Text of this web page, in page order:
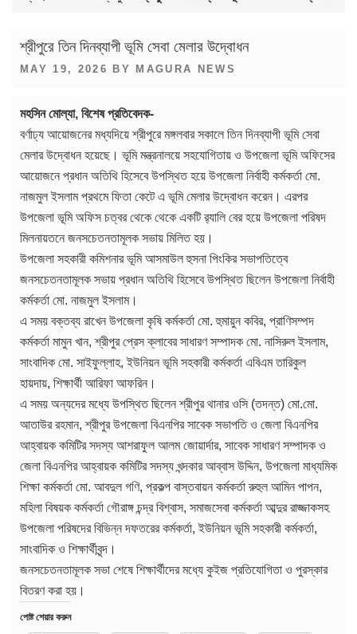
শ্রীপুরে তিন দিনব্যাপী ভূমি সেবা মেলার উদ্বোধন
POSTED
MAY 19, 2026 BY MAGURA NEWS
মহসিন মোল্যা, বিশেষ প্রতিবেদক-
বর্ণাঢ্য আয়োজনের মধ্যদিয়ে শ্রীপুরে মঙ্গলবার সকালে তিন দিনব্যাপী ভূমি সেবা
মেলার উদ্বোধন হয়েছে। ভূমি মন্ত্রনালয়ে সহযোগিতায় ও উপজেলা ভূমি অফিসের
আয়োজনে প্রধান অতিথি হিসেবে উপস্থিত হয়ে উপজেলা নির্বাহী কর্মকর্তা মো.
নাজমুল ইসলাম প্রথমে ফিতা কেটে এ ভূমি মেলার উদ্বোধন করেন। এরপর
উপজেলা ভূমি অফিস চত্বর থেকে থেকে একটি র‍্যালি বের হয়ে উপজেলা পরিষদ
মিলনায়তনে জনসচেতনতামূলক সভায় মিলিত হয়।
উপজেলা সহকারী কমিশনার ভূমি আসমাউল হুসনা পিংকির সভাপতিত্বে
জনসচেতনতামূলক সভায় প্রধান অতিথি হিসেবে উপস্থিত ছিলেন উপজেলা নির্বাহী
কর্মকর্তা মো. নাজমুল ইসলাম।
এ সময় বক্তব্য রাখেন উপজেলা কৃষি কর্মকর্তা মো. হুমায়ুন কবির, প্রাণিসম্পদ
কর্মকর্তা মামুন খান, শ্রীপুর প্রেস ক্লাবের সাধারণ সম্পাদক মো. নাসিরুল ইসলাম,
সাংবাদিক মো. সাইফুল্লাহ, ইউনিয়ন ভূমি সহকারী কর্মকর্তা এবিএম তারিকুল
হায়দায়, শিক্ষার্থী আরিফা আফরিন।
এ সময় অন্যদের মধ্যে উপস্থিত ছিলেন শ্রীপুর থানার ওসি (তদন্ত) মো.মো.
আতাউর রহমান, শ্রীপুর উপজেলা বিএনপির সাবেক সভাপতি ও জেলা বিএনপির
আহ্বায়ক কমিটির সদস্য আশরাফুল আলম জোয়ার্দার, সাবেক সাধারণ সম্পাদক ও
জেলা বিএনপির আহ্বায়ক কমিটির সদস্য খন্দকার আব্বাস উদ্দিন, উপজেলা মাধ্যমিক
শিক্ষা কর্মকর্তা মো. আবদুল গণি, প্রকল্প বাস্তবায়ন কর্মকর্তা রুহুল আমিন পাপন,
মহিলা বিষয়ক কর্মকর্তা গৌরাঙ্গ চন্দ্র বিশ্বাস, সমাজসেবা কর্মকর্তা আব্দুর রাজ্জাকসহ
উপজেলা পরিষদের বিভিন্ন দফতরের কর্মকর্তা, ইউনিয়ন ভূমি সহকারী কর্মকর্তা,
সাংবাদিক ও শিক্ষার্থীবৃন্দ।
জনসচেতনতামূলক সভা শেষে শিক্ষার্থীদের মধ্যে কুইজ প্রতিযোগিতা ও পুরস্কার
বিতরণ করা হয়।
পোষ্ট শেয়ার করুন